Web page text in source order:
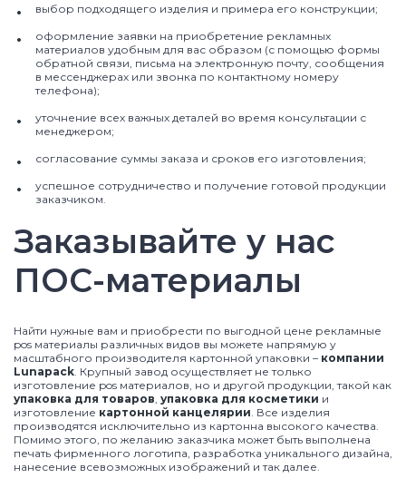
выбор подходящего изделия и примера его конструкции;
оформление заявки на приобретение рекламных
материалов удобным для вас образом (с помощью формы
обратной связи, письма на электронную почту, сообщения
в мессенджерах или звонка по контактному номеру
телефона);
уточнение всех важных деталей во время консультации с
менеджером;
согласование суммы заказа и сроков его изготовления;
успешное сотрудничество и получение готовой продукции
заказчиком.
Заказывайте у нас
ПОС-материалы
Найти нужные вам и приобрести по выгодной цене рекламные
pos материалы различных видов вы можете напрямую у
масштабного производителя картонной упаковки – компании
Lunapack . Крупный завод осуществляет не только
изготовление pos материалов, но и другой продукции, такой как
упаковка для товаров упаковка для косметики и
изготовление картонной канцелярии . Все изделия
производятся исключительно из картонна высокого качества.
Помимо этого, по желанию заказчика может быть выполнена
печать фирменного логотипа, разработка уникального дизайна,
нанесение всевозможных изображений и так далее.